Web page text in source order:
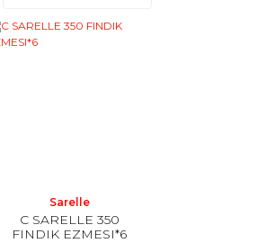
Sarelle
C SARELLE 350
FINDIK EZMESI*6